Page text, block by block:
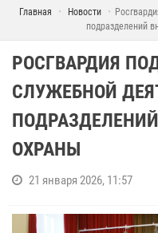
Главная Новости
подразделений
РОСГВАРДИЯ
СЛУЖЕБНОЙ
ОХРАНЫ
21 января 2026, 11:57